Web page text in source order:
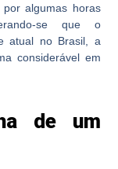
algumas horas
se que o
atual no Brasil, a
considerável em
de um